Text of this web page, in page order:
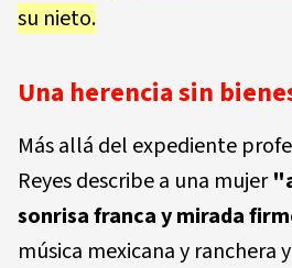
su nieto.
Una herencia sin
Más allá del expediente
Reyes describe a una mujer
sonrisa franca y mirada
música mexicana y ranchera